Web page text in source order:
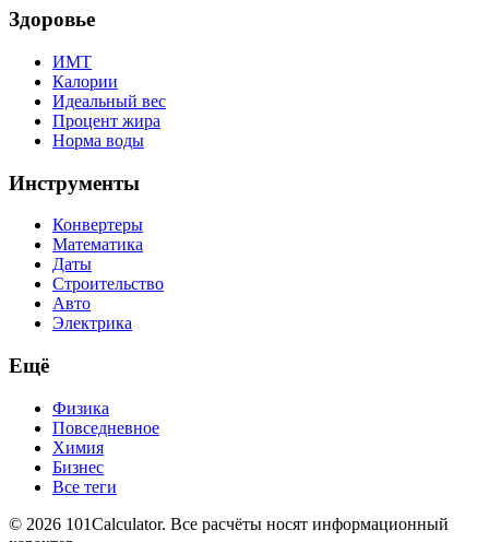
Здоровье
ИМТ
Калории
Идеальный вес
Процент жира
Норма воды
Инструменты
Конвертеры
Математика
Даты
Строительство
Авто
Электрика
Ещё
Физика
Повседневное
Химия
Бизнес
Все теги
© 2026 101Calculator. Все расчёты носят информационный